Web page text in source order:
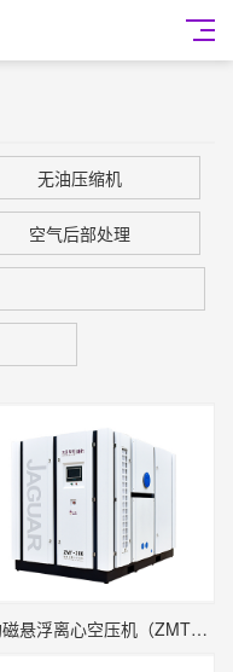
无油压缩机
空气后部处理
捷豹磁悬浮离心空压机（ZMT系列）